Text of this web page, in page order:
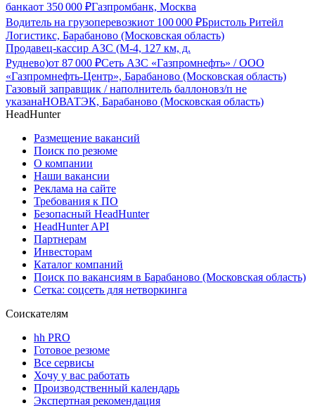
банкаот 350 000 ₽Газпромбанк, Москва
Водитель на грузоперевозкиот 100 000 ₽Бристоль Ритейл
Логистикс, Барабаново (Московская область)
Продавец-кассир АЗС (М-4, 127 км, д.
Руднево)от 87 000 ₽Сеть АЗС «Газпромнефть» / ООО
«Газпромнефть-Центр», Барабаново (Московская область)
Газовый заправщик / наполнитель баллоновз/п не
указанаНОВАТЭК, Барабаново (Московская область)
HeadHunter
Размещение вакансий
Поиск по резюме
О компании
Наши вакансии
Реклама на сайте
Требования к ПО
Безопасный HeadHunter
HeadHunter API
Партнерам
Инвесторам
Каталог компаний
Поиск по вакансиям в Барабаново (Московская область)
Сетка: соцсеть для нетворкинга
Соискателям
hh PRO
Готовое резюме
Все сервисы
Хочу у вас работать
Производственный календарь
Экспертная рекомендация